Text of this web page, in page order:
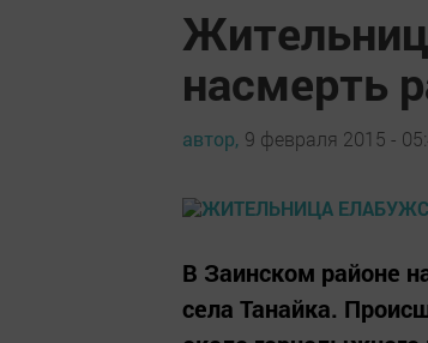
насмерть
автор, 9 февраля 2015 -
В Заинском районе
села Танайка.